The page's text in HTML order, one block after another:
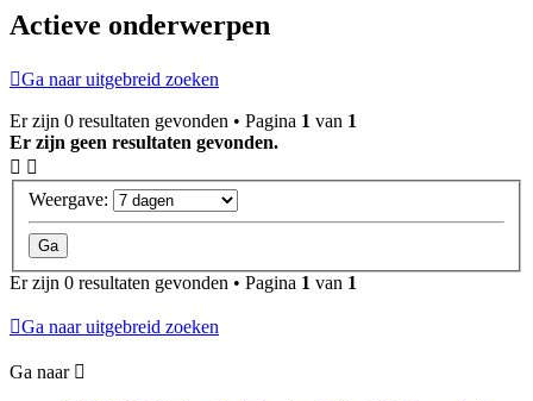
Actieve onderwerpen
Ga naar uitgebreid zoeken
Er zijn 0 resultaten gevonden • Pagina 1 van 1
Er zijn geen resultaten gevonden.
Weergave:
Er zijn 0 resultaten gevonden • Pagina 1 van 1
Ga naar uitgebreid zoeken
Ga naar